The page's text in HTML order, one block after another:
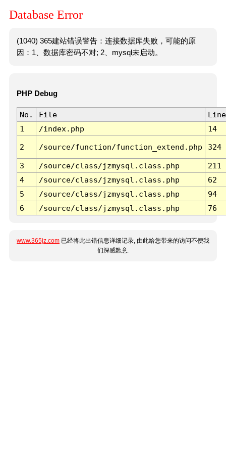
Database Error
(1040) 365建站错误警告：连接数据库失败，可能的原
因：1、数据库密码不对; 2、mysql未启动。
PHP Debug
No. File
Line
1
/index.php 14
2 /source/function/function_extend.php 324
3 /source/class/jzmysql.class.php
211
4
/source/class/jzmysql.class.php
62
5
/source/class/jzmysql.class.php
94
6
/source/class/jzmysql.class.php 76
www.365jz.com 已经将此出错信息详细记录, 由此给您带来的访问不便我
们深感歉意.